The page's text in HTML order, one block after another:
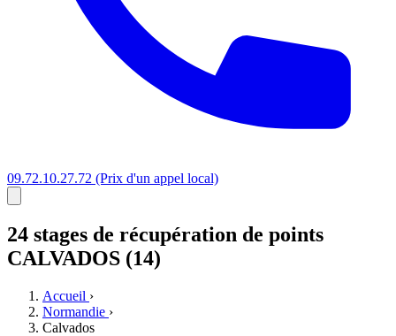
09.72.10.27.72 (Prix d'un appel local)
24 stages de récupération de points
CALVADOS (14)
Accueil ›
Normandie ›
Calvados